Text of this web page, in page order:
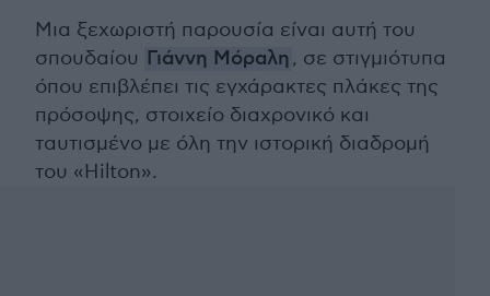
Μια ξεχωριστή παρουσία είναι αυτή του
σπουδαίου Γιάννη Μόραλη, σε στιγμιότυπα
όπου επιβλέπει τις εγχάρακτες πλάκες της
πρόσοψης, στοιχείο διαχρονικό και
ταυτισμένο με όλη την ιστορική διαδρομή
του «Hilton».